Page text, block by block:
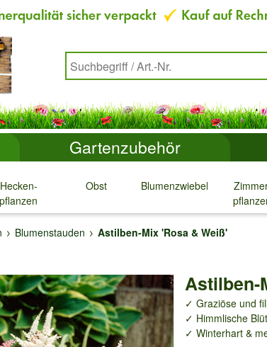
Gartenzubehör
Hecken-
pflanzen
Obst
↓
Blumenzwiebeln
↓
↓
Blumenstauden Astilben-Mix 'Rosa & Weiß'
Astilben-
✓ Graziöse und
✓ Himmlische
✓ Winterhart &